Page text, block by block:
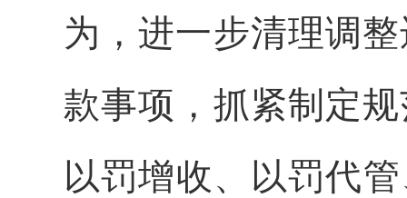
为，进一步清理调
款事项，抓紧制定
以罚增收、以罚代